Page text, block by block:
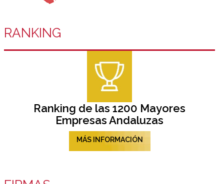
RANKING
Ranking de las 1200 Mayores
Empresas Andaluzas
MÁS INFORMACIÓN